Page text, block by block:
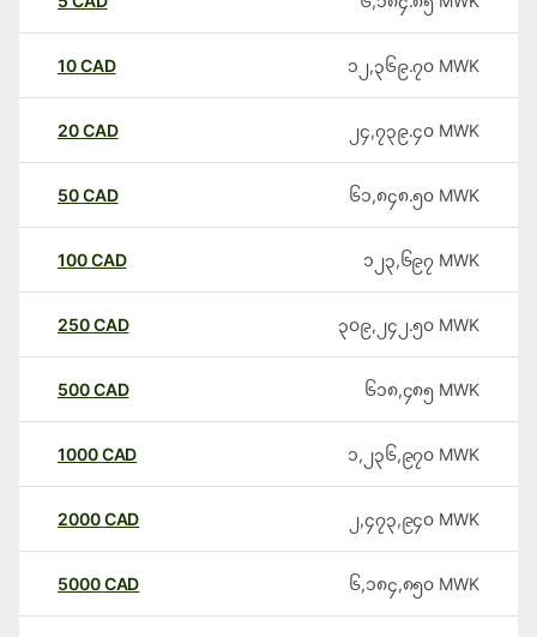
10CAD ၁၂,၃၆၉.၇၀ MWK
20CAD ၂၄,၇၃၉.၄၀ MWK
50CAD ၆၁,၈၄၈.၅၀ MWK
100CAD ၁၂၃,၆၉၇ MWK
250CAD ၃၀၉,၂၄၂.၅၀ MWK
500CAD ၆၁၈,၄၈၅ MWK
1000CAD ၁,၂၃၆,၉၇၀ MWK
2000CAD ၂,၄၇၃,၉၄၀ MWK
5000CAD ၆,၁၈၄,၈၅၀ MWK